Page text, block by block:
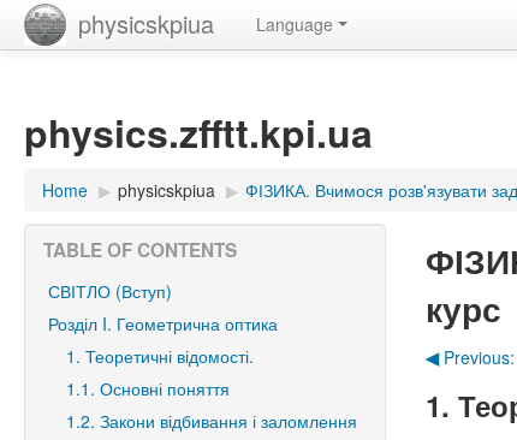
physicskpiua Language
physics.zfftt.kpi.ua
Home ▶︎ physicskpiua ▶︎ ФІЗИКА. Вчимося розв'язувати
курс
◀︎ Previous:
1.
TABLE OF CONTENTS
СВІТЛО (Вступ)
Розділ I. Геометрична оптика
1. Теоретичні відомості.
1.1. Основні поняття
1.2. Закони відбивання і заломлення